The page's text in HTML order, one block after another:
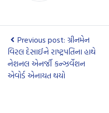
Previous post: ગ્રીનમેન
વિરલ દેસાઈને રાષ્ટ્રપતિના હાથે
નેશનલ એનર્જી કન્ઝર્વેશન
એવોર્ડ એનાયત થયો